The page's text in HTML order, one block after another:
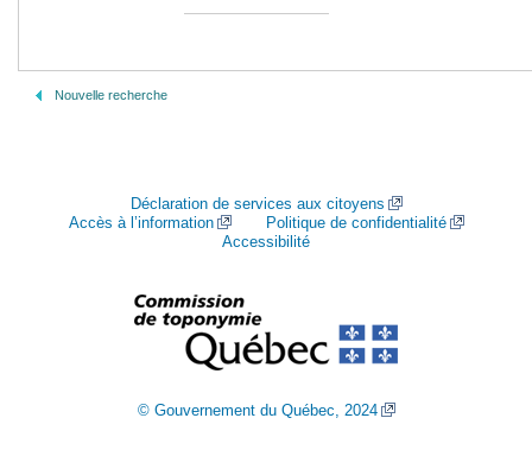
Nouvelle recherche
Déclaration de services aux citoyens
Accès à l’information
Politique de confidentialité
Accessibilité
© Gouvernement du Québec, 2024